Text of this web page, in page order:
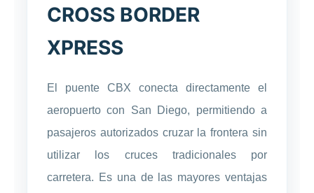
CROSS BORDER
XPRESS
El puente CBX conecta directamente el
aeropuerto con San Diego, permitiendo a
pasajeros autorizados cruzar la frontera sin
utilizar los cruces tradicionales por
carretera. Es una de las mayores ventajas